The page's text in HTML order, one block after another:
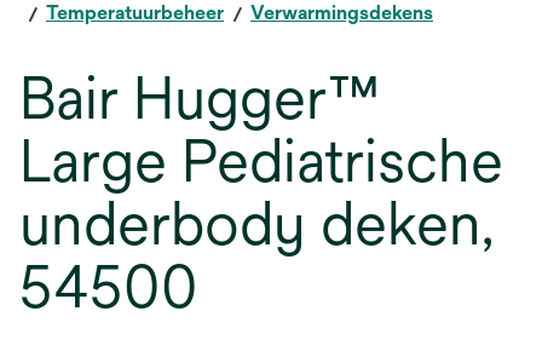
Temperatuurbeheer
Verwarmingsdekens
Bair Hugger™
Large Pediatrische
underbody deken,
54500